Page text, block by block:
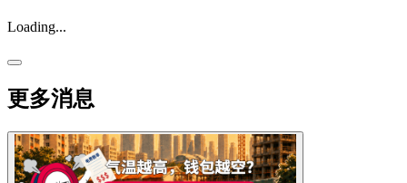
Loading...
更多消息